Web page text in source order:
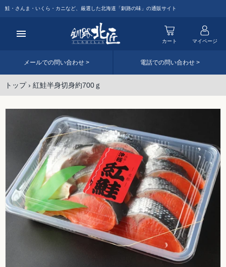
Skip鮭・さんま・いくら・カニなど、厳選した北海道「釧路の味」の通販サイト
カート マイページ
メールでの問い合わせ > 電話での問い合わせ >
トップ › 紅鮭半身切身約700ｇ